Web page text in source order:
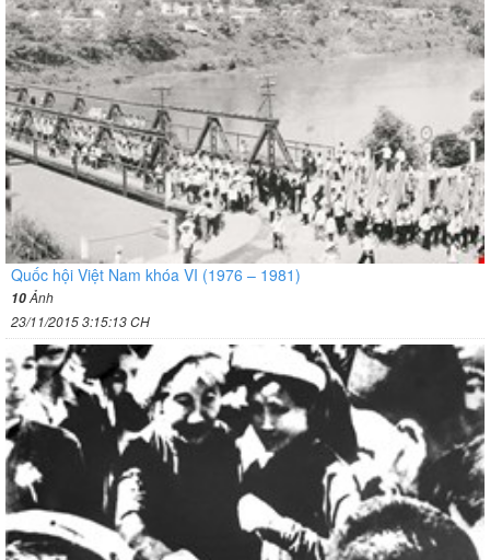
Quốc hội Việt Nam khóa VI (1976 – 1981)
10Ảnh
23/11/2015 3:15:13 CH